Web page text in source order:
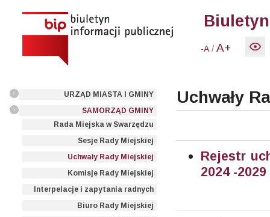
-A /A+
URZĄD MIASTA I GMINY
SAMORZĄD GMINY
Rada Miejska w Swarzędzu
Sesje Rady Miejskiej
Uchwały Rady Miejskiej
Komisje Rady Miejskiej
Interpelacje i zapytania radnych
Biuro Rady Miejskiej
Uchwały
Rejestr
2024 -2029